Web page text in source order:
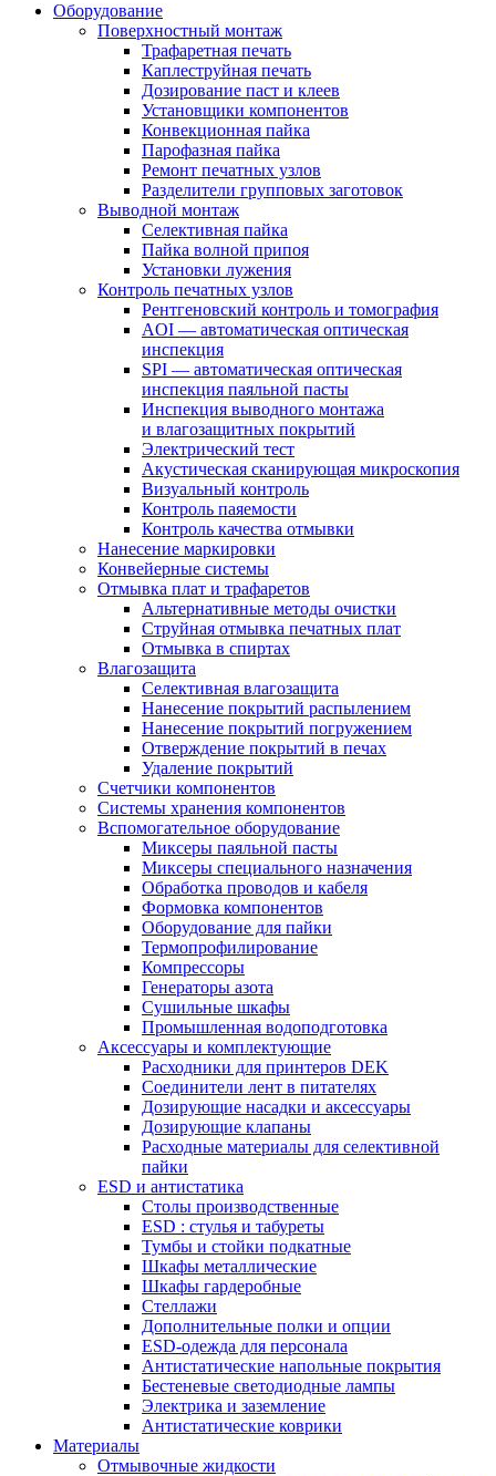
Оборудование
Поверхностный монтаж
Трафаретная печать
Каплеструйная печать
Дозирование паст и клеев
Установщики компонентов
Конвекционная пайка
Парофазная пайка
Ремонт печатных узлов
Разделители групповых заготовок
Выводной монтаж
Селективная пайка
Пайка волной припоя
Установки лужения
Контроль печатных узлов
Рентгеновский контроль и томография
AOI — автоматическая оптическая
инспекция
SPI — автоматическая оптическая
инспекция паяльной пасты
Инспекция выводного монтажа
и влагозащитных покрытий
Электрический тест
Акустическая сканирующая микроскопия
Визуальный контроль
Контроль паяемости
Контроль качества отмывки
Нанесение маркировки
Конвейерные системы
Отмывка плат и трафаретов
Альтернативные методы очистки
Струйная отмывка печатных плат
Отмывка в спиртах
Влагозащита
Селективная влагозащита
Нанесение покрытий распылением
Нанесение покрытий погружением
Отверждение покрытий в печах
Удаление покрытий
Счетчики компонентов
Системы хранения компонентов
Вспомогательное оборудование
Миксеры паяльной пасты
Миксеры специального назначения
Обработка проводов и кабеля
Формовка компонентов
Оборудование для пайки
Термопрофилирование
Компрессоры
Генераторы азота
Сушильные шкафы
Промышленная водоподготовка
Аксессуары и комплектующие
Расходники для принтеров DEK
Соединители лент в питателях
Дозирующие насадки и аксессуары
Дозирующие клапаны
Расходные материалы для селективной
пайки
ESD и антистатика
Столы производственные
ESD : cтулья и табуреты
Тумбы и стойки подкатные
Шкафы металлические
Шкафы гардеробные
Стеллажи
Дополнительные полки и опции
ESD-одежда для персонала
Антистатические напольные покрытия
Бестеневые светодиодные лампы
Электрика и заземление
Антистатические коврики
Материалы
Отмывочные жидкости